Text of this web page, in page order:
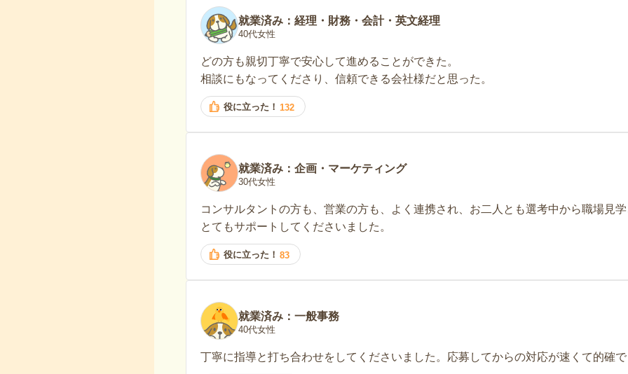
就業済み：経理・財務・会計・英文経理
40代女性
どの方も親切丁寧で安心して進めることができた。
相談にもなってくださり、信頼できる会社様だと思った。
役に立った！ 132
就業済み：企画・マーケティング
30代女性
コンサルタントの方も、営業の方も、よく連携され、お二人とも選考中から職場見
とてもサポートしてくださいました。
役に立った！ 83
就業済み：一般事務
40代女性
丁寧に指導と打ち合わせをしてくださいました。応募してからの対応が速くて的確